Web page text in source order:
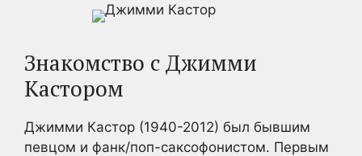
Знакомство с Джимми
Кастором
Джимми Кастор (1940-2012) был бывшим
певцом и фанк/поп-саксофонистом. Первым